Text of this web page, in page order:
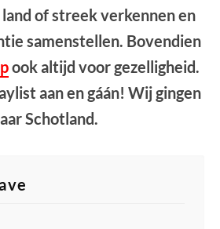
of streek verkennen en
samenstellen. Bovendien
ook altijd voor gezelligheid.
aan en gáán! Wij gingen
Schotland.